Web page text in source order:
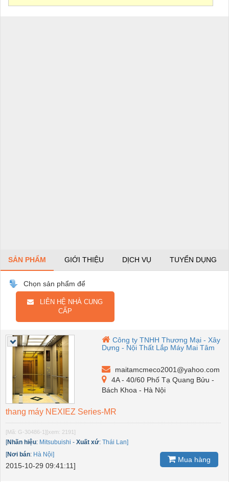
SẢN PHẨM GIỚI THIỆU DỊCH VỤ TUYỂN DỤNG
Chọn sản phẩm để
LIÊN HỆ NHÀ CUNG
CẤP
Công ty TNHH Thương Mại - Xây
Dựng - Nội Thất Lắp Máy Mai Tâm
maitamcmeco2001@yahoo.com
4A - 40/60 Phố Tạ Quang Bửu -
Bách Khoa - Hà Nội
thang máy NEXIEZ Series-MR
[Mã: G-30486-1][xem: 2191]
[Nhãn hiệu: Mitsubuishi - Xuất xứ: Thái Lan]
[Nơi bán: Hà Nội]
2015-10-29 09:41:11]
Mua hàng